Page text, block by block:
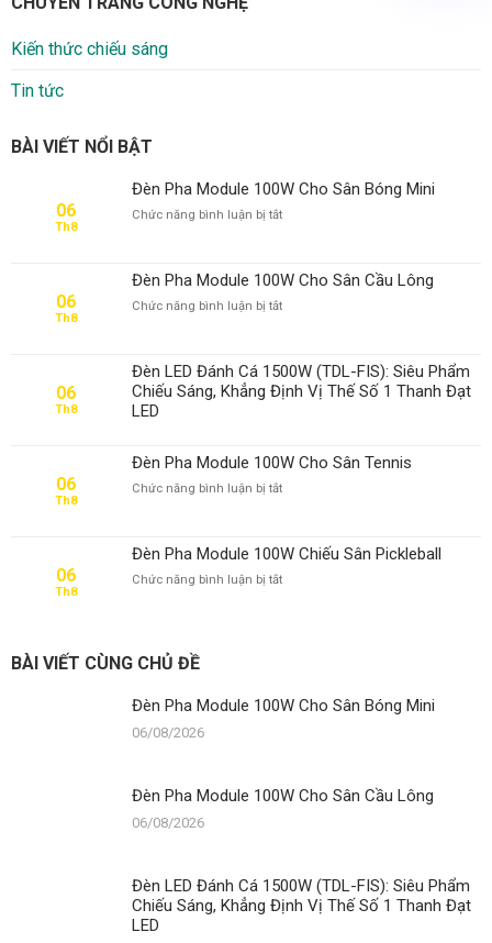
Kiến thức chiếu sáng
Tin tức
BÀI VIẾT NỔI BẬT
06
Th8
Đèn Pha Module 100W Cho Sân Bóng Mini
Chức năng bình luận bị tắtở
100W
Cho
Mini
06
Th8
Đèn Pha Module 100W Cho Sân Cầu Lông
Chức năng bình luận bị tắtở
Module
100W
Cho
Lông
06
Th8
Đèn LED Đánh Cá 1500W (TDL-FIS): Siêu Phẩm
Chiếu Sáng, Khẳng Định Vị Thế Số 1 Thanh Đạt
LED
06
Th8
Đèn Pha Module 100W Cho Sân Tennis
Chức năng bình luận bị tắtở
100W
Cho
06
Th8
Đèn Pha Module 100W Chiếu Sân Pickleball
Chức năng bình luận bị tắtở
Pickleball
BÀI VIẾT CÙNG CHỦ ĐỀ
Đèn Pha Module 100W Cho Sân Bóng Mini
06/08/2026
Đèn Pha Module 100W Cho Sân Cầu Lông
06/08/2026
Đèn LED Đánh Cá 1500W (TDL-FIS): Siêu Phẩm
Chiếu Sáng, Khẳng Định Vị Thế Số 1 Thanh Đạt
LED